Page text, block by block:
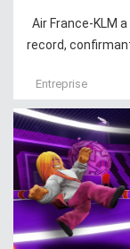
Air France-KLM
record,
Entreprise